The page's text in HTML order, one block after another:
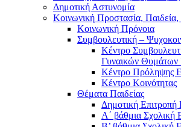
Δημοτική Αστυνομία
Κοινωνική Προστασία,
Κοινωνική Πρόνοια
Συμβουλευτική –
Κέντρο
Γυναικών Θυμάτων
Κέντρο Πρόληψης
Κέντρο Κοινότητας
Θέματα Παιδείας
Δημοτική Επιτροπή
Α΄ βάθμια Σχολική